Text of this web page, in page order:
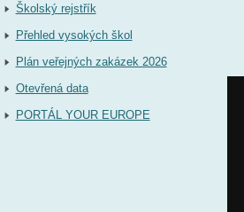
Školský rejstřík
Přehled vysokých škol
Plán veřejných zakázek 2026
Otevřená data
PORTÁL YOUR EUROPE